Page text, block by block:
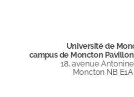
Université de
campus de Moncton
18, avenue
Moncton NB